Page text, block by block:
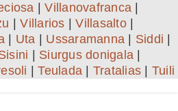
|Villanovafranca
|Villarios |Villasalto|
Uta Ussaramanna Siddi
Siurgus donigala
|Teulada Tratalias Tuili